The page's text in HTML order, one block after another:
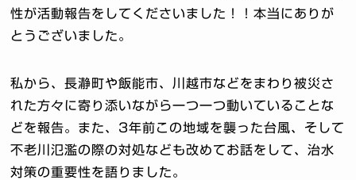
性が活動報告をしてくださいました！！本当にありが
とうございました。
私から、長瀞町や飯能市、川越市などをまわり被災さ
れた方々に寄り添いながら一つ一つ動いていることな
どを報告。また、3年前この地域を襲った台風、そして
不老川氾濫の際の対処なども改めてお話をして、治水
対策の重要性を語りました。